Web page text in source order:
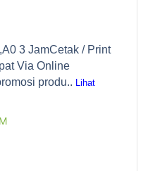
3 JamCetak / Print
Via Online
produ.. Lihat